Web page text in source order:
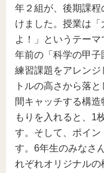
年２組が、後期課
けました。授業は
よ！」というテー
年前の「科学の甲
練習課題をアレン
トルの高さから落
間キャッチする構
もりを入れると、1
す。そして、ポイン
す。6年生のみなさ
れぞれオリジナル